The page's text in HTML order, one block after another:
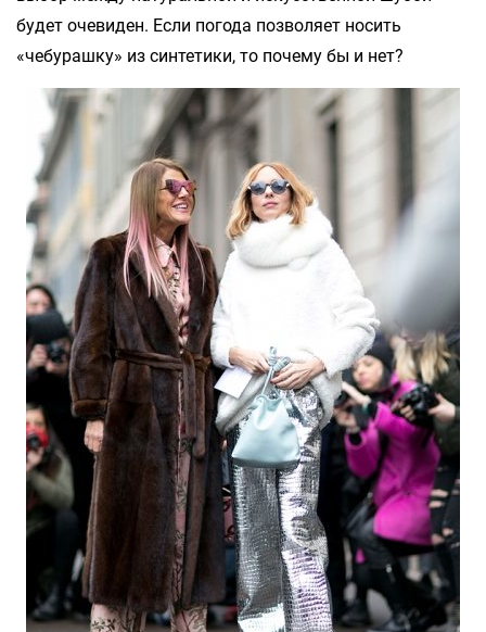
будет очевиден. Если погода позволяет носить
«чебурашку» из синтетики, то почему бы и нет?